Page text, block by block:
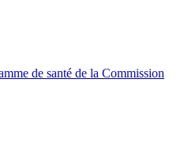
de santé de la Commission